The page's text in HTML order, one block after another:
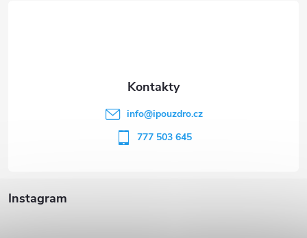
Instagram
info@ipouzdro.cz
777 503 645